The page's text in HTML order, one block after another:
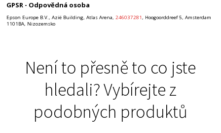
GPSR - Odpovědná osoba
Epson Europe B.V., Azië Building, Atlas Arena,246037281, Hoogoorddreef 5, Amsterdam
1101BA, Nizozemsko
Není to přesně to co jste
hledali? Vybírejte z
podobných produktů